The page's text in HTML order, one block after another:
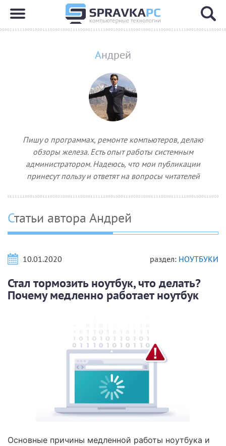
Андрей
Пишу о программах, ремонте компьютеров, делаю
обзоры железа. Есть опыт работы системным
администратором. Надеюсь, что мои публикации
принесут пользу и ответят на вопросы читателей
Статьи автора Андрей
10.01.2020 раздел: НОУТБУКИ
Стал тормозить ноутбук, что делать?
Почему медленно работает ноутбук
Основные причины медленной работы ноутбука и